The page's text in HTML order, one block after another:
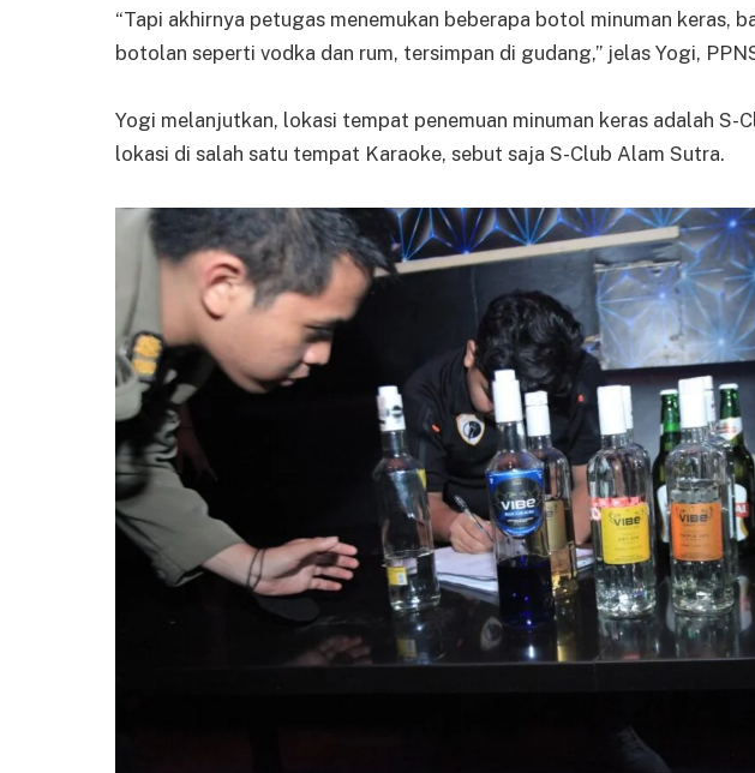
“Tapi akhirnya petugas menemukan beberapa botol minuman keras,
botolan seperti vodka dan rum, tersimpan di gudang,” jelas Yogi,
Yogi melanjutkan, lokasi tempat penemuan minuman keras adalah S-
lokasi di salah satu tempat Karaoke, sebut saja S-Club Alam Sutra.